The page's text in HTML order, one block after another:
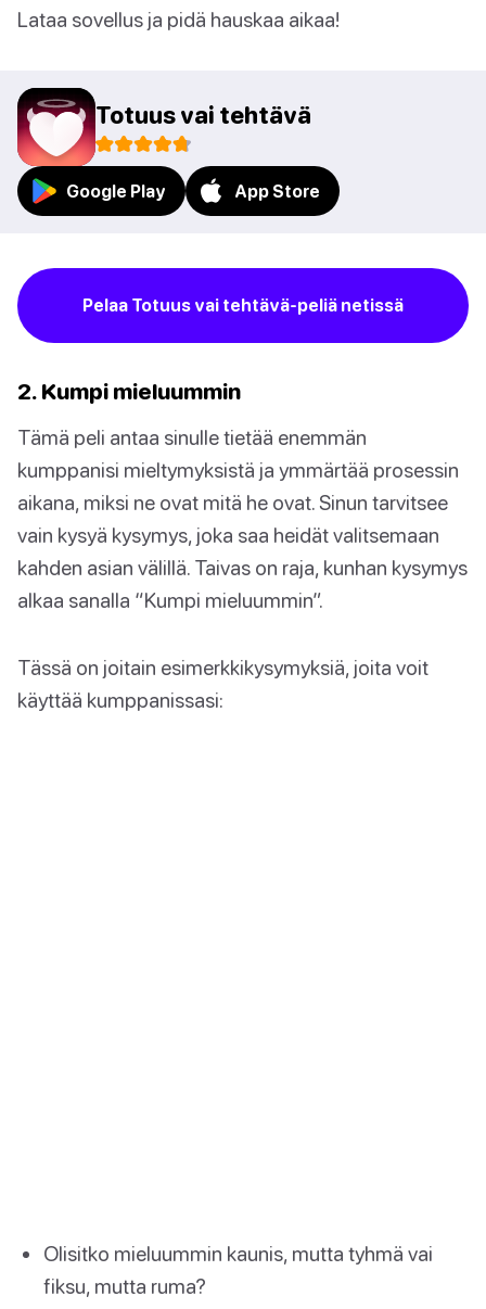
Lataa sovellus ja pidä hauskaa aikaa!
Totuus vai tehtävä
Google Play App Store
Pelaa Totuus vai tehtävä-peliä netissä
2. Kumpi mieluummin
Tämä peli antaa sinulle tietää enemmän
kumppanisi mieltymyksistä ja ymmärtää prosessin
aikana, miksi ne ovat mitä he ovat. Sinun tarvitsee
vain kysyä kysymys, joka saa heidät valitsemaan
kahden asian välillä. Taivas on raja, kunhan kysymys
alkaa sanalla “Kumpi mieluummin”.
Tässä on joitain esimerkkikysymyksiä, joita voit
käyttää kumppanissasi:
Olisitko mieluummin kaunis, mutta tyhmä vai
fiksu, mutta ruma?